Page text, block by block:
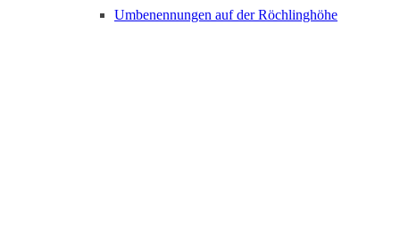
Umbenennungen auf der Röchlinghöhe